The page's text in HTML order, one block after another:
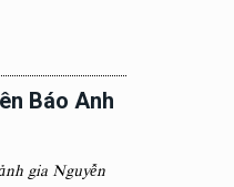
Báo Anh
gia Nguyễn